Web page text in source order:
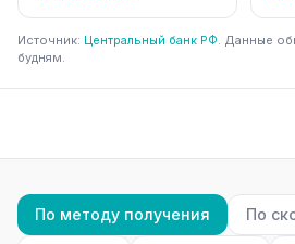
Источник: Центральный банк РФ. Данные
будням.
По методу получения По